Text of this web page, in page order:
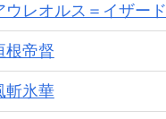
ウレオルス＝イザード
根帝督
斬氷華